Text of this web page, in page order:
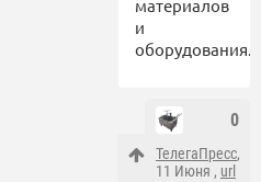
материалов
и
оборудования.
0
ТелегаПресс,
11 Июня , url